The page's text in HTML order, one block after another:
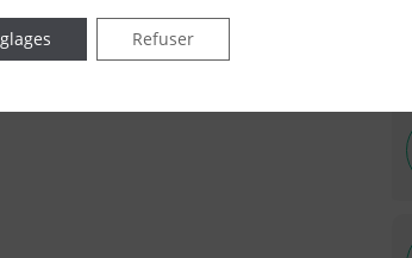
Refuser